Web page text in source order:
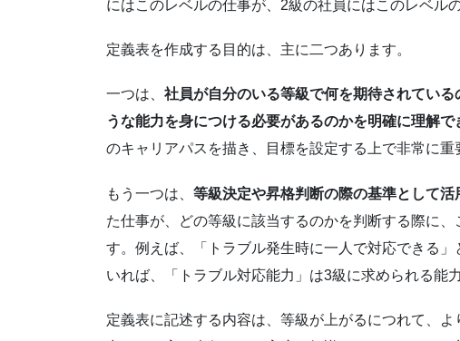
にはこのレベルの仕事が、2級の社員にはこのレベル
定義表を作成する目的は、主に二つあります。
一つは、 社員が自分のいる等級で何を期待されてい
うな能力を身につける必要があるのかを明確に理解
のキャリアパスを描き、目標を設定する上で非常に重
もう一つは、 等級決定や昇格判断の際の基準として活
た仕事が、どの等級に該当するのかを判断する際に
す。例えば、「トラブル発生時に一人で対応できる
いれば、「トラブル対応能力」は3級に求められる能
定義表に記述する内容は、等級が上がるにつれて、